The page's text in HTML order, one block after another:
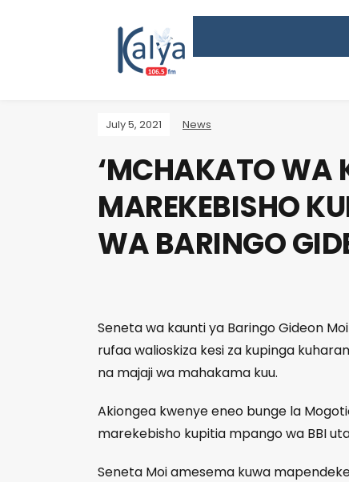
July 5, 2021 News
‘MCHAKATO WA
MAREKEBISHO
WA BARINGO
Seneta wa kaunti ya Baringo Gideon
rufaa walioskiza kesi za kupinga
na majaji wa mahakama kuu.
Akiongea kwenye eneo bunge la
marekebisho kupitia mpango wa BBI
Seneta Moi amesema kuwa